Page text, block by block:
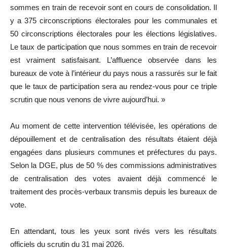
sommes en train de recevoir sont en cours de consolidation. Il
y a 375 circonscriptions électorales pour les communales et
50 circonscriptions électorales pour les élections législatives.
Le taux de participation que nous sommes en train de recevoir
est vraiment satisfaisant. L’affluence observée dans les
bureaux de vote à l’intérieur du pays nous a rassurés sur le fait
que le taux de participation sera au rendez-vous pour ce triple
scrutin que nous venons de vivre aujourd’hui. »
Au moment de cette intervention télévisée, les opérations de
dépouillement et de centralisation des résultats étaient déjà
engagées dans plusieurs communes et préfectures du pays.
Selon la DGE, plus de 50 % des commissions administratives
de centralisation des votes avaient déjà commencé le
traitement des procès-verbaux transmis depuis les bureaux de
vote.
En attendant, tous les yeux sont rivés vers les résultats
officiels du scrutin du 31 mai 2026.